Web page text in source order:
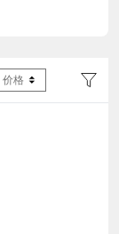
价格